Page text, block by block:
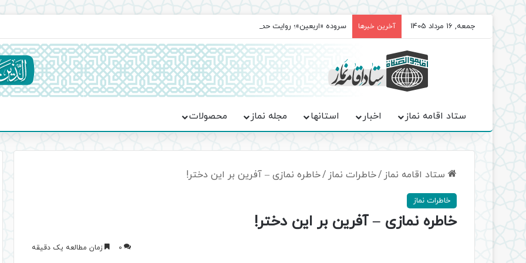
جمعه, 16 مرداد 1405 آخرین خبرها سروده‌ «اربعین»؛ روایت حماسه، استقامت و تمدن‌سازی امت اسلامی
ستاد اقامه نماز اخبار استانها مجله نماز محصولات
ستاد اقامه نماز /خاطرات نماز /خاطره نمازی – آفرین بر این دختر!
خاطرات نماز
خاطره نمازی – آفرین بر این دختر!
0 زمان مطالعه یک دقیقه